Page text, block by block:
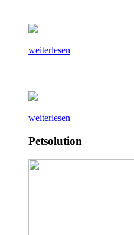
weiterlesen
weiterlesen
Petsolution